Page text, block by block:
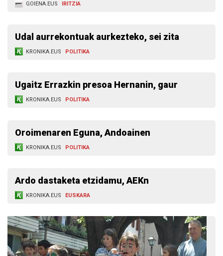
GOIENA.EUS IRITZIA
Udal aurrekontuak aurkezteko, sei zita
KRONIKA.EUS POLITIKA
Ugaitz Errazkin presoa Hernanin, gaur
KRONIKA.EUS POLITIKA
Oroimenaren Eguna, Andoainen
KRONIKA.EUS POLITIKA
Ardo dastaketa etzidamu, AEKn
KRONIKA.EUS EUSKARA